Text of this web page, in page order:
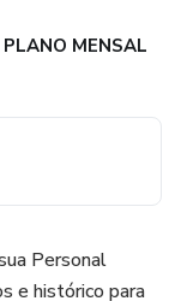
MENSAL
Personal
e histórico para